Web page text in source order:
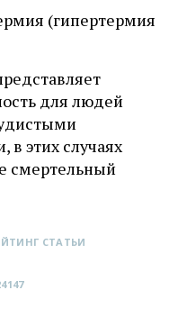
(гипертермия
для людей
в этих случаях
смертельный
СТАТЬИ